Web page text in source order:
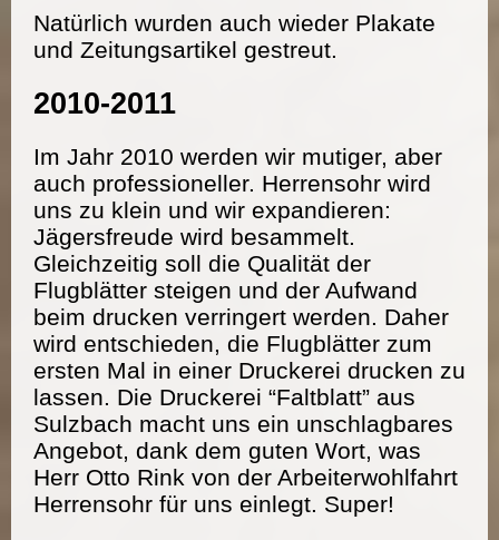
Natürlich wurden auch wieder Plakate
und Zeitungsartikel gestreut.
2010-2011
Im Jahr 2010 werden wir mutiger, aber
auch professioneller. Herrensohr wird
uns zu klein und wir expandieren:
Jägersfreude wird besammelt.
Gleichzeitig soll die Qualität der
Flugblätter steigen und der Aufwand
beim drucken verringert werden. Daher
wird entschieden, die Flugblätter zum
ersten Mal in einer Druckerei drucken zu
lassen. Die Druckerei “Faltblatt” aus
Sulzbach macht uns ein unschlagbares
Angebot, dank dem guten Wort, was
Herr Otto Rink von der Arbeiterwohlfahrt
Herrensohr für uns einlegt. Super!